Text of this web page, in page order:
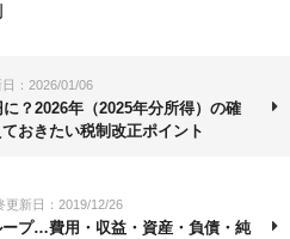
：2026/01/06
？2026年（2025年分所得）の確
おきたい税制改正ポイント
更新日：2019/12/26
プ…費用・収益・資産・負債・純